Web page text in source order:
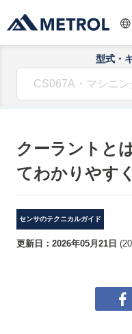
型式・
クーラントと
てわかりやす
センサのテクニカルガイド
更新日： 2026年05月21日 (